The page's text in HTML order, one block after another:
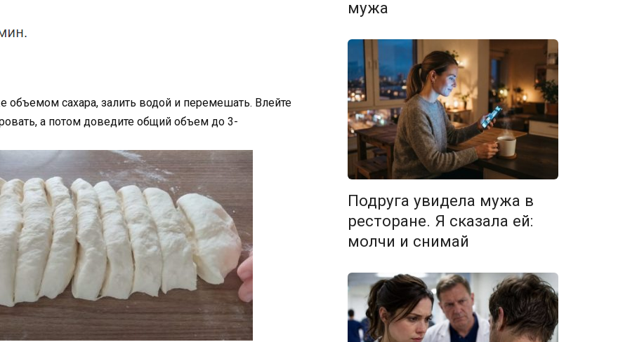
сахара, залить водой и перемешать. Влейте
а потом доведите общий объем до 3-
мужа
Подруга увидела мужа в
ресторане. Я сказала ей:
молчи и снимай